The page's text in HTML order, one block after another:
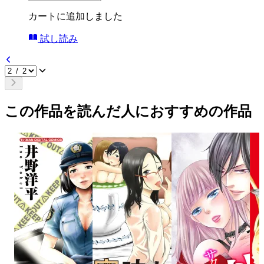
カートに追加しました
試し読み
この作品を読んだ人におすすめの作品